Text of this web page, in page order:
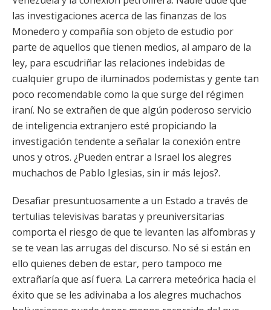
las investigaciones acerca de las finanzas de los
Monedero y compañía son objeto de estudio por
parte de aquellos que tienen medios, al amparo de la
ley, para escudriñar las relaciones indebidas de
cualquier grupo de iluminados podemistas y gente tan
poco recomendable como la que surge del régimen
iraní. No se extrañen de que algún poderoso servicio
de inteligencia extranjero esté propiciando la
investigación tendente a señalar la conexión entre
unos y otros. ¿Pueden entrar a Israel los alegres
muchachos de Pablo Iglesias, sin ir más lejos?.
Desafiar presuntuosamente a un Estado a través de
tertulias televisivas baratas y preuniversitarias
comporta el riesgo de que te levanten las alfombras y
se te vean las arrugas del discurso. No sé si están en
ello quienes deben de estar, pero tampoco me
extrañaría que así fuera. La carrera meteórica hacia el
éxito que se les adivinaba a los alegres muchachos